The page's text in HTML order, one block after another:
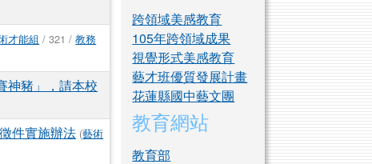
才能組 / 321 /教務
神豬」，請本校
件實施辦法 (藝術
跨領域美感教育
105年跨領域成果
視覺形式美感教育
藝才班優質發展計畫
花蓮縣國中藝文團
教育網站
教育部